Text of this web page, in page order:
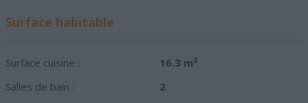
Surface habitable
Surface cuisine :
16.3 m²
Salles de bain :
2